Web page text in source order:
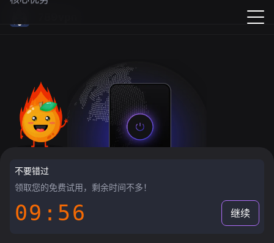
不要错过
领取您的免费试用，剩余时间不多！
09:55 继续